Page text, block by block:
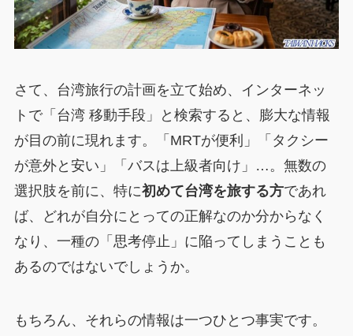
さて、台湾旅行の計画を立て始め、インターネッ
トで「台湾 移動手段」と検索すると、膨大な情報
が目の前に現れます。「MRTが便利」「タクシー
が意外と安い」「バスは上級者向け」…。無数の
選択肢を前に、特に初めて台湾を旅する方であれ
ば、どれが自分にとっての正解なのか分からなく
なり、一種の「思考停止」に陥ってしまうことも
あるのではないでしょうか。
もちろん、それらの情報は一つひとつ事実です。